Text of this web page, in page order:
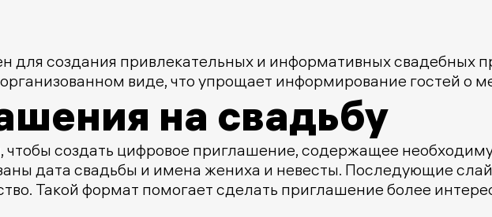
для создания привлекательных и информативных свадебных
виде, что упрощает информирование гостей о
на свадьбу
чтобы создать цифровое приглашение, содержащее
дата свадьбы и имена жениха и невесты. Последующие
Такой формат помогает сделать приглашение более